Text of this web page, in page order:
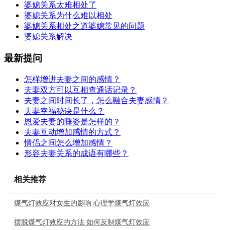
婆媳关系太难相处了
婆媳关系为什么难以相处
婆媳关系相处之道婆媳常见的问题
婆媳关系解决
最新提问
怎样增进夫妻之间的感情？
夫妻双方可以互相查通话记录？
夫妻之间时间长了，怎么融合夫妻感情？
夫妻幸福秘诀是什么？
恩爱夫妻的睡姿是怎样的？
夫妻互动增加感情的方式？
情侣之间怎么增加感情？
形容夫妻关系的成语有哪些？
相关推荐
煤气灯效应对女生的影响 心理学煤气灯效应
摆脱煤气灯效应的方法 如何反制煤气灯效应